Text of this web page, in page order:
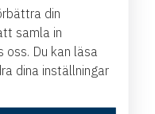
din
samla in
Du kan läsa
dina inställningar